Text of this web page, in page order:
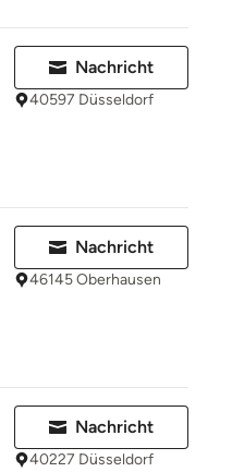
Nachricht
40597 Düsseldorf
Nachricht
46145 Oberhausen
Nachricht
40227 Düsseldorf